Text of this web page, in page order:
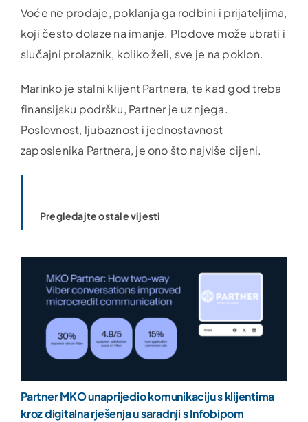
Voće ne prodaje, poklanja ga rodbini i prijateljima,
koji često dolaze na imanje. Plodove može ubrati i
slučajni prolaznik, koliko želi, sve je na poklon.
Marinko je stalni klijent Partnera, te kad god treba
finansijsku podršku, Partner je uz njega.
Poslovnost, ljubaznost i jednostavnost
zaposlenika Partnera, je ono što najviše cijeni.
Pregledajte ostale vijesti
Partner MKO unaprijedio komunikaciju s klijentima
kroz digitalna rješenja u saradnji s Infobipom